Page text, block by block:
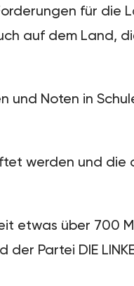
für
auf dem Land,
Noten in
werden und
etwas über 700
Partei DIE